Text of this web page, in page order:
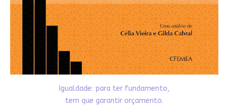
Igualdade: para ter fundamento,
tem que garantir orçamento.